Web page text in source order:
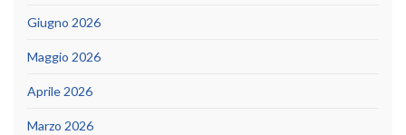
Giugno 2026
Maggio 2026
Aprile 2026
Marzo 2026